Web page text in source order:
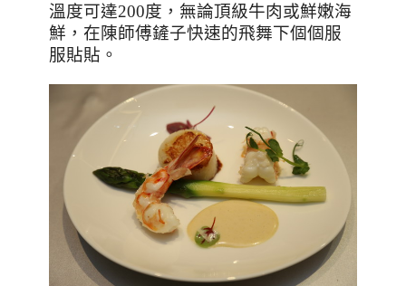
溫度可達200度，無論頂級牛肉或鮮嫩海
鮮，在陳師傅鏟子快速的飛舞下個個服
服貼貼。